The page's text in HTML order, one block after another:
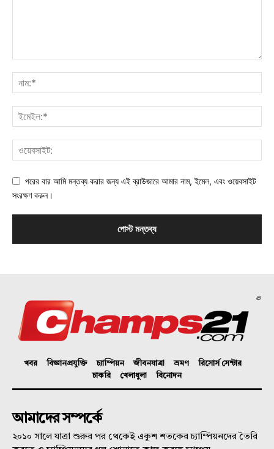
পরের বার আমি মন্তব্য করার জন্য এই ব্রাউজারে আমার নাম, ইমেল, এবং ওয়েবসাইট
সংরক্ষণ করুন।
©
খবর বিজ্ঞানপ্রযুক্তি চ্যাম্পিয়ন জীবনযাত্রা ভ্রমণ
রিসোর্স সেন্টার
চাকরি
খেলাধুলা বিনোদন
আমাদের সম্পর্কে
২০১০ সালে যাত্রা শুরুর পর থেকেই একুশ শতকের চ্যাম্পিয়নদের তৈরি